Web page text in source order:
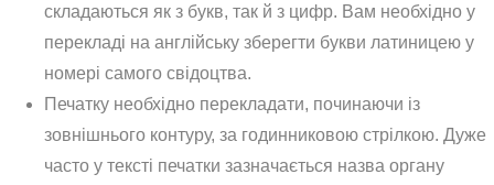
складаються як з букв, так й з цифр. Вам необхідно у
перекладі на англійську зберегти букви латиницею у
номері самого свідоцтва.
Печатку необхідно перекладати, починаючи із
зовнішнього контуру, за годинниковою стрілкою. Дуже
часто у тексті печатки зазначається назва органу